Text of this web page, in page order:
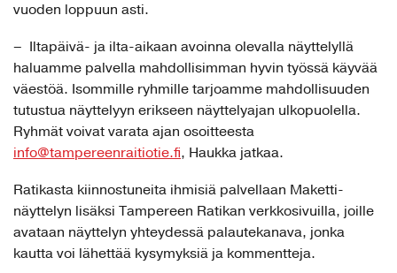
vuoden loppuun asti.
– Iltapäivä- ja ilta-aikaan avoinna olevalla näyttelyllä
haluamme palvella mahdollisimman hyvin työssä käyvää
väestöä. Isommille ryhmille tarjoamme mahdollisuuden
tutustua näyttelyyn erikseen näyttelyajan ulkopuolella.
Ryhmät voivat varata ajan osoitteesta
info@tampereenraitiotie.fi, Haukka jatkaa.
Ratikasta kiinnostuneita ihmisiä palvellaan Maketti-
näyttelyn lisäksi Tampereen Ratikan verkkosivuilla, joille
avataan näyttelyn yhteydessä palautekanava, jonka
kautta voi lähettää kysymyksiä ja kommentteja.